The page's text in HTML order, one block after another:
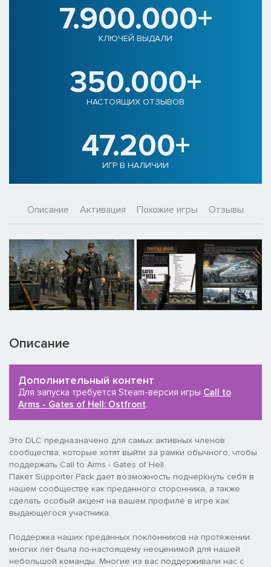
7.900.000+
КЛЮЧЕЙ ВЫДАЛИ
350.000+
НАСТОЯЩИХ ОТЗЫВОВ
47.200+
ИГР В НАЛИЧИИ
Описание Активация Похожие игры Отзывы
Описание
Дополнительный контент
Для запуска требуется Steam-версия игры Call to
Arms - Gates of Hell: Ostfront.
Это DLC предназначено для самых активных членов
сообщества, которые хотят выйти за рамки обычного, чтобы
поддержать Call to Arms - Gates of Hell.
Пакет Supporter Pack дает возможность подчеркнуть себя в
нашем сообществе как преданного сторонника, а также
сделать особый акцент на вашем профиле в игре как
выдающегося участника.
Поддержка наших преданных поклонников на протяжении
многих лет была по-настоящему неоценимой для нашей
небольшой команды. Многие из вас поддерживали нас с